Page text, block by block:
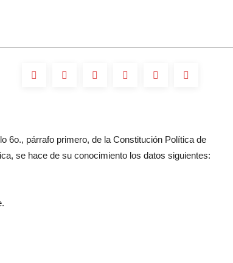
6o., párrafo primero, de la Constitución Política de
se hace de su conocimiento los datos siguientes: